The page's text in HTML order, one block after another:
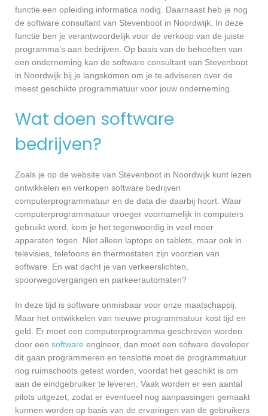
functie een opleiding informatica nodig. Daarnaast heb je nog
de software consultant van Stevenboot in Noordwijk. In deze
functie ben je verantwoordelijk voor de verkoop van de juiste
programma’s aan bedrijven. Op basis van de behoeften van
een onderneming kan de software consultant van Stevenboot
in Noordwijk bij je langskomen om je te adviseren over de
meest geschikte programmatuur voor jouw onderneming.
Wat doen software
bedrijven?
Zoals je op de website van Stevenboot in Noordwijk kunt lezen
ontwikkelen en verkopen software bedrijven
computerprogrammatuur en de data die daarbij hoort. Waar
computerprogrammatuur vroeger voornamelijk in computers
gebruikt werd, kom je het tegenwoordig in veel meer
apparaten tegen. Niet alleen laptops en tablets, maar ook in
televisies, telefoons en thermostaten zijn voorzien van
software. En wat dacht je van verkeerslichten,
spoorwegovergangen en parkeerautomaten?
In deze tijd is software onmisbaar voor onze maatschappij.
Maar het ontwikkelen van nieuwe programmatuur kost tijd en
geld. Er moet een computerprogramma geschreven worden
door een software engineer, dan moet een sofware developer
dit gaan programmeren en tenslotte moet de programmatuur
nog ruimschoots getest worden, voordat het geschikt is om
aan de eindgebruiker te leveren. Vaak worden er een aantal
pilots uitgezet, zodat er eventueel nog aanpassingen gemaakt
kunnen worden op basis van de ervaringen van de gebruikers